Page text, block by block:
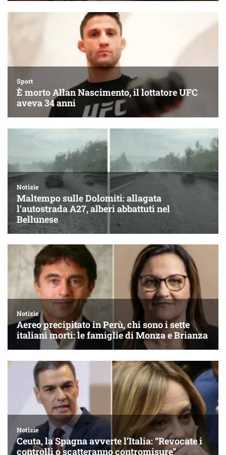
Sport
È morto Allan Nascimento, il lottatore UFC
aveva 34 anni
Notizie
Maltempo sulle Dolomiti: allagata
l’autostrada A27, alberi abbattuti nel
Bellunese
Notizie
Aereo precipitato in Perù, chi sono i sette
italiani morti: le famiglie di Monza e Brianza
Notizie
Ceuta, la Spagna avverte l’Italia: “Revocate i
controlli o scatteranno contromisure”